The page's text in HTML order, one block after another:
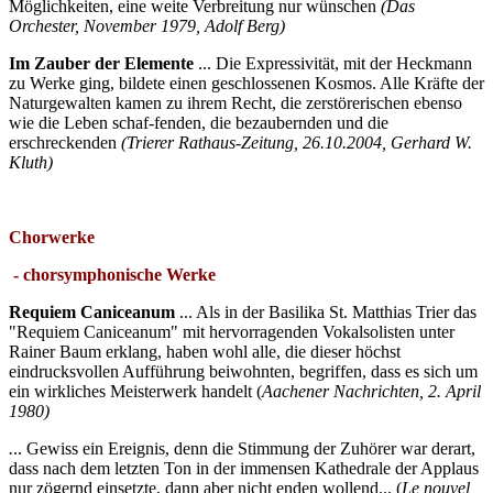
Möglichkeiten, eine weite Verbreitung nur wünschen (Das
Orchester, November 1979, Adolf Berg)
Im Zauber der Elemente ... Die Expressivität, mit der Heckmann
zu Werke ging, bildete einen geschlossenen Kosmos. Alle Kräfte der
Naturgewalten kamen zu ihrem Recht, die zerstörerischen ebenso
wie die Leben schaf-fenden, die bezaubernden und die
erschreckenden (Trierer Rathaus-Zeitung, 26.10.2004, Gerhard W.
Kluth)
Chorwerke
- chorsymphonische Werke
Requiem Caniceanum ... Als in der Basilika St. Matthias Trier das
"Requiem Caniceanum" mit hervorragenden Vokalsolisten unter
Rainer Baum erklang, haben wohl alle, die dieser höchst
eindrucksvollen Aufführung beiwohnten, begriffen, dass es sich um
ein wirkliches Meisterwerk handelt (Aachener Nachrichten, 2. April
1980)
... Gewiss ein Ereignis, denn die Stimmung der Zuhörer war derart,
dass nach dem letzten Ton in der immensen Kathedrale der Applaus
nur zögernd einsetzte, dann aber nicht enden wollend... (Le nouvel